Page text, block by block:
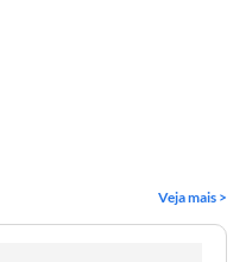
Veja mais >